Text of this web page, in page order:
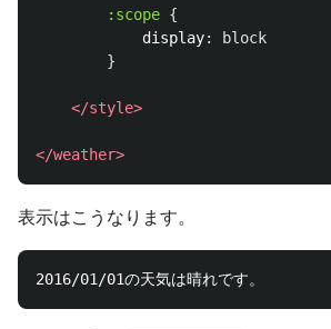
:scope {
display:
block
}
</style>
</weather>
表示はこうなります。